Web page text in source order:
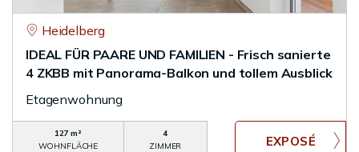
Heidelberg
IDEAL FÜR PAARE UND FAMILIEN - Frisch sanierte
4 ZKBB mit Panorama-Balkon und tollem Ausblick
Etagenwohnung
127 m²
WOHNFLÄCHE
4
ZIMMER